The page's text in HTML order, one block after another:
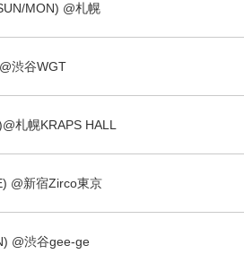
MON) @札幌
渋谷WGT
札幌KRAPS HALL
@新宿Zirco東京
@渋谷gee-ge